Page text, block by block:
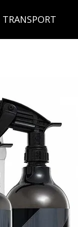
TRANSPORT